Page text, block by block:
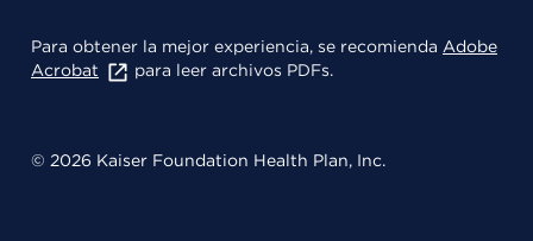
Para obtener la mejor experiencia, se recomienda Adobe
Acrobat
para leer archivos PDFs.
© 2026 Kaiser Foundation Health Plan, Inc.